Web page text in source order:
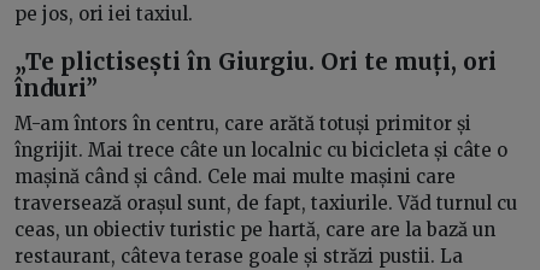
pe jos, ori iei taxiul.
„Te plictisești în Giurgiu. Ori te muți, ori
înduri”
M-am întors în centru, care arătă totuși primitor și
îngrijit. Mai trece câte un localnic cu bicicleta și câte o
mașină când și când. Cele mai multe mașini care
traversează orașul sunt, de fapt, taxiurile. Văd turnul cu
ceas, un obiectiv turistic pe hartă, care are la bază un
restaurant, câteva terase goale și străzi pustii. La